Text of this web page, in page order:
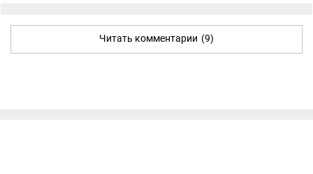
Читать комментарии (9)